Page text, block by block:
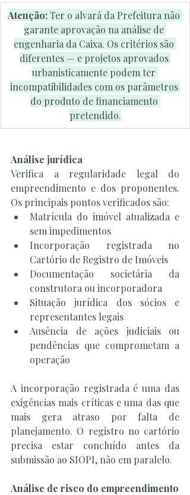
Atenção: Ter o alvará da Prefeitura não
garante aprovação na análise de
engenharia da Caixa. Os critérios são
diferentes — e projetos aprovados
urbanisticamente podem ter
incompatibilidades com os parâmetros
do produto de financiamento
pretendido.
Análise jurídica
Verifica a regularidade legal do
empreendimento e dos proponentes.
Os principais pontos verificados são:
Matrícula do imóvel atualizada e
sem impedimentos
Incorporação registrada no
Cartório de Registro de Imóveis
Documentação societária da
construtora ou incorporadora
Situação jurídica dos sócios e
representantes legais
Ausência de ações judiciais ou
pendências que comprometam a
operação
A incorporação registrada é uma das
exigências mais críticas e uma das que
mais gera atraso por falta de
planejamento. O registro no cartório
precisa estar concluído antes da
submissão ao SIOPI, não em paralelo.
Análise de risco do empreendimento